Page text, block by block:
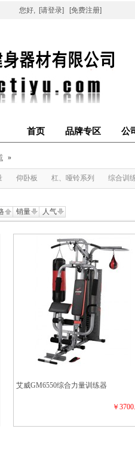
您好, [请登录] [免费注册]
首页 品牌专区 公
»
仰卧板 杠、哑铃系列 综合训
销量 人气
艾威GM6550综合力量训练器
￥